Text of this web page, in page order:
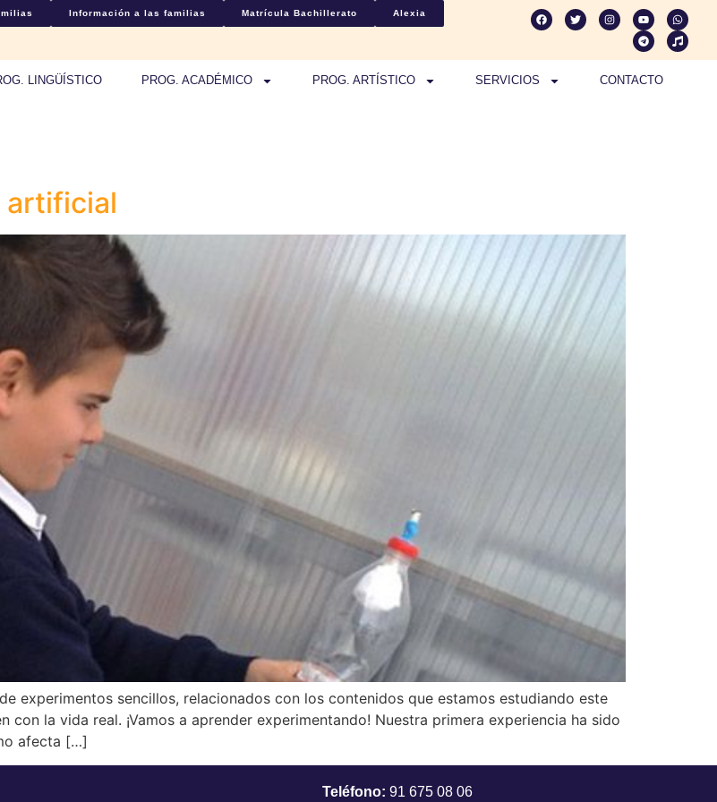
Información a las familias Matrícula Bachillerato Alexia
LINGÜÍSTICO PROG. ACADÉMICO PROG. ARTÍSTICO SERVICIOS CONTACTO
artificial
experimentos sencillos, relacionados con los contenidos que estamos estudiando este
la vida real. ¡Vamos a aprender experimentando! Nuestra primera experiencia ha sido
afecta […]
Teléfono: 91 675 08 06